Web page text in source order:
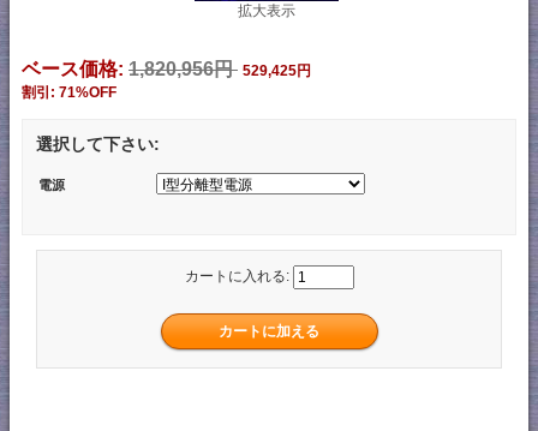
拡大表示
ベース価格: 1,820,956円 529,425円
割引: 71%OFF
選択して下さい:
電源
カートに入れる: